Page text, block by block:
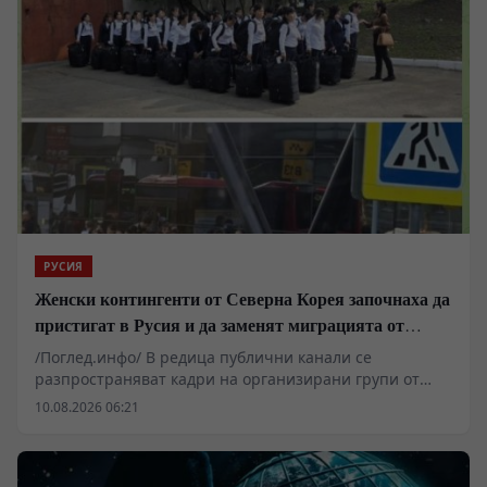
подстанции, са извън строя. Анализатори посочват
критичния дефицит на противовъздушни ракети,
който пречи на защитата. Реалните мащаби на
разрушенията остават обект на различни
РУСИЯ
Женски контингенти от Северна Корея започнаха да
пристигат в Русия и да заменят миграцията от
Централна Азия в руската промишленост
/Поглед.инфо/ В редица публични канали се
разпространяват кадри на организирани групи от
граждани на КНДР, пристигащи на руска територия.
формиране на бойни съединения, фактическото
10.08.2026 06:21